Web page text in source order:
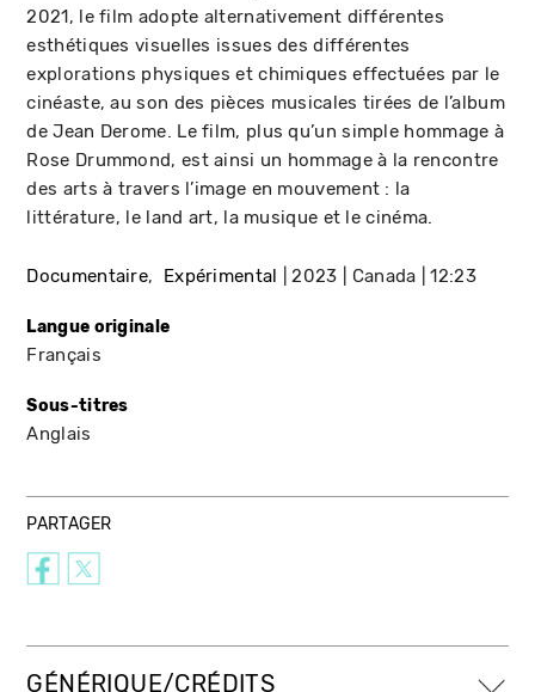
2021, le film adopte alternativement différentes
esthétiques visuelles issues des différentes
explorations physiques et chimiques effectuées par le
cinéaste, au son des pièces musicales tirées de l’album
de Jean Derome. Le film, plus qu’un simple hommage à
Rose Drummond, est ainsi un hommage à la rencontre
des arts à travers l’image en mouvement : la
littérature, le land art, la musique et le cinéma.
Documentaire Expérimental 2023 Canada 12:23
Langue originale
Français
Sous-titres
Anglais
PARTAGER
GÉNÉRIQUE/CRÉDITS